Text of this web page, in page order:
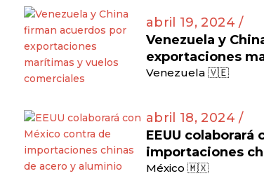
abril 19, 2024 /
Venezuela y
exportaciones
Venezuela 🇻🇪
abril 18, 2024 /
EEUU
importaciones
México 🇲🇽